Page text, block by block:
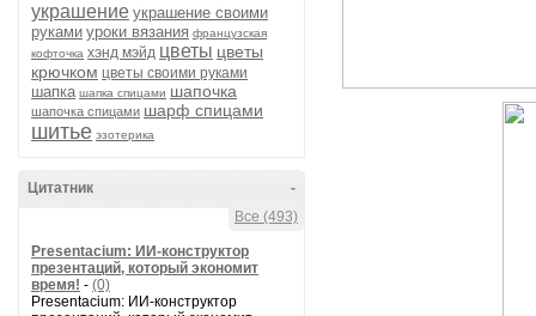
украшение украшение своими
руками уроки вязания французская
кофточка хэнд мэйд цветы цветы
крючком цветы своими руками
шапка шапка спицами шапочка
шапочка спицами шарф спицами
шитье эзотерика
-
Цитатник
Все (493)
Presentacium: ИИ‑конструктор
презентаций, который экономит
время! - (0)
Presentacium: ИИ‑конструктор